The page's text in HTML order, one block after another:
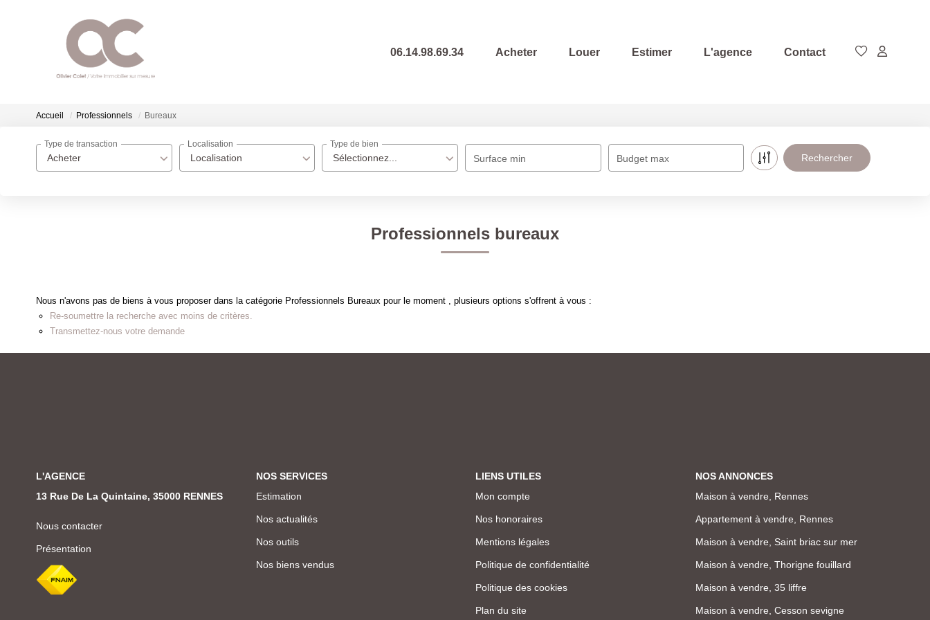
06.14.98.69.34 Acheter Louer Estimer L'agence Contact
Accueil Professionnels Bureaux
Acheter
Type de transaction
Localisation
Localisation
Sélectionnez...
Type de bien
Surface min Budget max
Professionnels bureaux
Nous n'avons pas de biens à vous proposer dans la catégorie Professionnels Bureaux pour le moment , plusieurs options s'offrent à vous :
Re-soumettre la recherche avec moins de critères.
Transmettez-nous votre demande
L'AGENCE
13 Rue De La Quintaine, 35000 RENNES
Nous contacter
Présentation
NOS SERVICES
Estimation
Nos actualités
Nos outils
Nos biens vendus
LIENS UTILES
Mon compte
Nos honoraires
Mentions légales
Politique de confidentialité
Politique des cookies
Plan du site
NOS ANNONCES
Maison à vendre, Rennes
Appartement à vendre, Rennes
Maison à vendre, Saint briac sur mer
Maison à vendre, Thorigne fouillard
Maison à vendre, 35 liffre
Maison à vendre, Cesson sevigne